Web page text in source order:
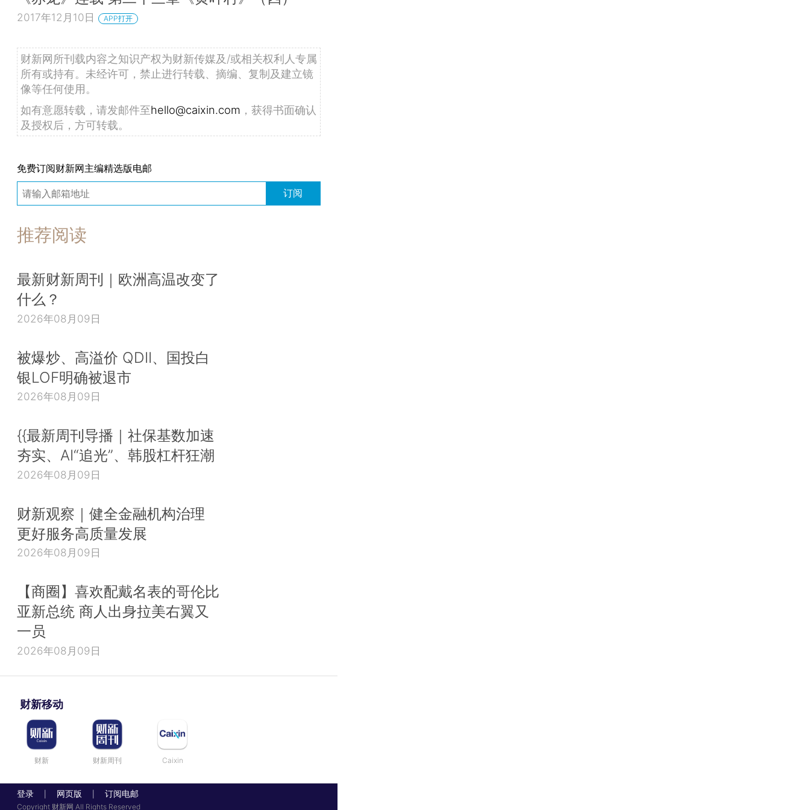
2017年12月10日 APP打开
财新网所刊载内容之知识产权为财新传媒及/或相关权利人专属
所有或持有。未经许可，禁止进行转载、摘编、复制及建立镜
像等任何使用。
如有意愿转载，请发邮件至hello@caixin.com ，获得书面确认
及授权后，方可转载。
免费订阅财新网主编精选版电邮
订阅
推荐阅读
最新财新周刊｜欧洲高温改变了
什么？
2026年08月09日
被爆炒、高溢价 QDII、国投白
银LOF明确被退市
2026年08月09日
{{最新周刊导播｜社保基数加速
夯实、AI“追光”、韩股杠杆狂潮
2026年08月09日
财新观察｜健全金融机构治理
更好服务高质量发展
2026年08月09日
【商圈】喜欢配戴名表的哥伦比
亚新总统 商人出身拉美右翼又
一员
2026年08月09日
财新移动
财新 财新周刊 Caixin
登录 网页版 订阅电邮
Copyright 财新网 All Rights Reserved